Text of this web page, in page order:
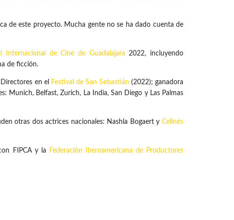
de este proyecto. Mucha gente no se ha dado cuenta de
Internacional de Cine de Guadalajara 2022, incluyendo
de ficción.
en el Festival de San Sebastián (2022); ganadora
Munich, Belfast, Zurich, La India, San Diego y Las Palmas
otras dos actrices nacionales: Nashla Bogaert yCelinés
FIPCA y la
Federación Iberoamericana de Productores